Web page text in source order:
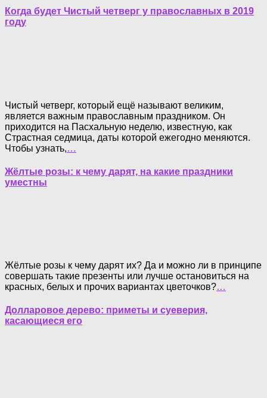
Когда будет Чистый четверг у православных в 2019
году
Чистый четверг, который ещё называют великим,
является важным православным праздником. Он
приходится на Пасхальную неделю, известную, как
Страстная седмица, даты которой ежегодно меняются.
Чтобы узнать,…
Жёлтые розы: к чему дарят, на какие праздники
уместны
Жёлтые розы к чему дарят их? Да и можно ли в принципе
совершать такие презенты или лучше остановиться на
красных, белых и прочих вариантах цветочков?…
Долларовое дерево: приметы и суеверия,
касающиеся его